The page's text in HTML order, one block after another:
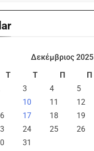
Δεκέμβριος 2025
Τ Τ Π Π
3 4 5
10 11 12
17 18 19
24 25 26
31